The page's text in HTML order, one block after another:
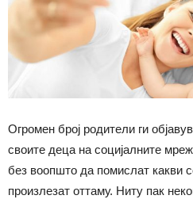
Огромен број родители ги
своите деца на социјалните
без воопшто да помислат какви
произлезат оттаму. Ниту пак